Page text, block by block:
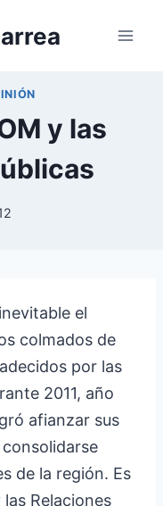
y las
el
colmados de
por las
2011, año
afianzar sus
de la región. Es
Relaciones